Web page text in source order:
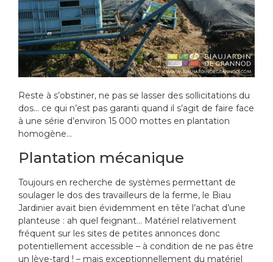
Reste à s’obstiner, ne pas se lasser des sollicitations du
dos… ce qui n’est pas garanti quand il s’agit de faire face
à une série d’environ 15 000 mottes en plantation
homogène…
Plantation mécanique
Toujours en recherche de systèmes permettant de
soulager le dos des travailleurs de la ferme, le Biau
Jardinier avait bien évidemment en tête l’achat d’une
planteuse : ah quel feignant… Matériel relativement
fréquent sur les sites de petites annonces donc
potentiellement accessible – à condition de ne pas être
un lève-tard ! – mais exceptionnellement du matériel